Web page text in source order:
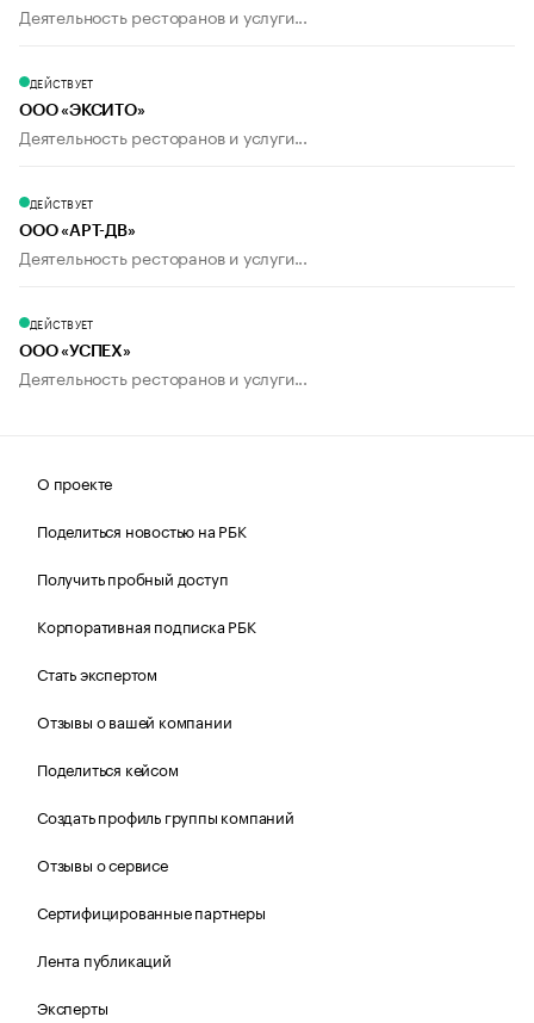
Деятельность ресторанов и услуги...
ДЕЙСТВУЕТ
ООО «ЭКСИТО»
Деятельность ресторанов и услуги...
ДЕЙСТВУЕТ
ООО «АРТ-ДВ»
Деятельность ресторанов и услуги...
ДЕЙСТВУЕТ
ООО «УСПЕХ»
Деятельность ресторанов и услуги...
О проекте
Поделиться новостью на РБК
Получить пробный доступ
Корпоративная подписка РБК
Стать экспертом
Отзывы о вашей компании
Поделиться кейсом
Создать профиль группы компаний
Отзывы о сервисе
Сертифицированные партнеры
Лента публикаций
Эксперты